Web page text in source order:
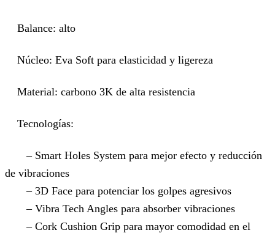
Balance: alto
Núcleo: Eva Soft para elasticidad y ligereza
Material: carbono 3K de alta resistencia
Tecnologías:
– Smart Holes System para mejor efecto y reducción
de vibraciones
– 3D Face para potenciar los golpes agresivos
– Vibra Tech Angles para absorber vibraciones
– Cork Cushion Grip para mayor comodidad en el